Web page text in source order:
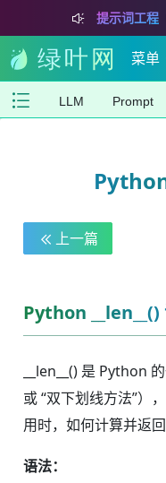
提示词工程
菜单
LLM Prompt
上一篇
Python __len__()
__len__() 是 Python
或 “双下划线方法”）
用时，如何计算并返回
语法：